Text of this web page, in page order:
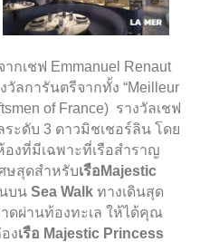
ากเชฟ Emmanuel Renaut
ลการันตรีจากทั้ง “Meilleur
of France) รางวัลเชฟ
ระดับ 3 ดาวมิชเชอร์ลิน โดย
งที่มีเฉพาะที่เรือสำราญ
ษสุดสำหรับเรือ Majestic
บน Sea Walk ทางเดินสุด
ดผ่านท้องทะเล ให้ได้คุณ
งเรือ Majestic Princess